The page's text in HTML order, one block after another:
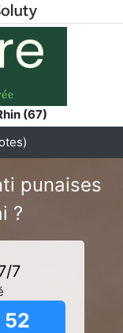
(67)
punaises
?
7
52